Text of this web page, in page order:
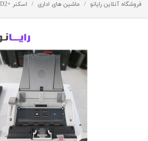
فروشگاه آنلاین رایانو ماشین های اداری اسکنر +Avision AV210 D2